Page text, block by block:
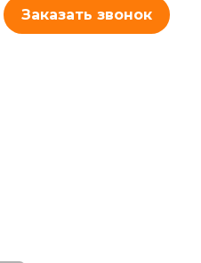
Заказать звонок